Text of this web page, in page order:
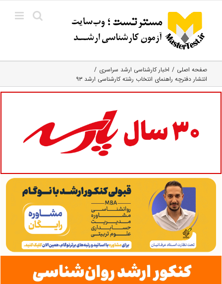
content
صفحه اصلی
اخبار کارشناسی ارشد سراسری
انتشار دفترچه راهنمای انتخاب رشته کارشناسی ارشد ۹۳